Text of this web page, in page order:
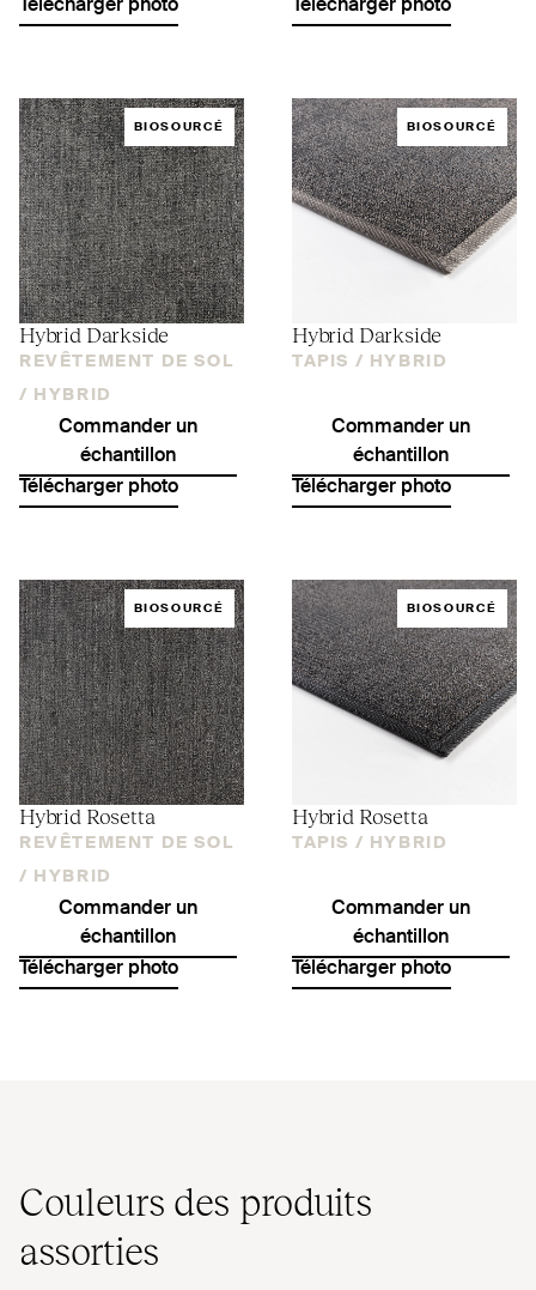
Télécharger photo Télécharger photo
BIOSOURCÉ
Hybrid Darkside
REVÊTEMENT DE SOL
/
HYBRID
Commander un
échantillon
Télécharger photo
BIOSOURCÉ
Hybrid Darkside
TAPIS / HYBRID
Commander un
échantillon
Télécharger photo
BIOSOURCÉ
Hybrid Rosetta
REVÊTEMENT DE SOL
/
HYBRID
Commander un
échantillon
Télécharger photo
BIOSOURCÉ
Hybrid Rosetta
TAPIS / HYBRID
Commander un
échantillon
Télécharger photo
Couleurs des produits
assorties